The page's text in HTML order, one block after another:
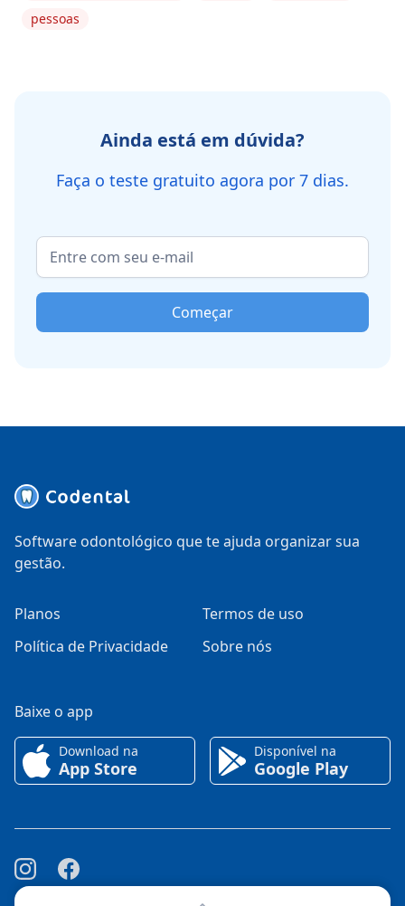
pessoas
Ainda está em dúvida?
Faça o teste gratuito agora por 7 dias.
Começar
Software odontológico que te ajuda organizar sua
gestão.
Planos
Termos de uso
Política de Privacidade
Sobre nós
Baixe o app
Download na
App Store
Disponível na
Google Play